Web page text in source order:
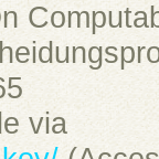
via